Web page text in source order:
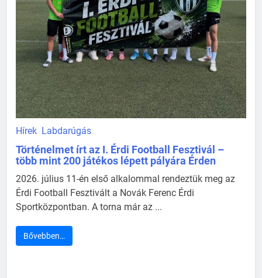
Hírek Labdarúgás
Történelmet írt az I. Érdi Football Fesztivál –
több mint 200 játékos lépett pályára Érden
2026. július 11-én első alkalommal rendeztük meg az
Érdi Football Fesztivált a Novák Ferenc Érdi
Sportközpontban. A torna már az ...
Bővebben…